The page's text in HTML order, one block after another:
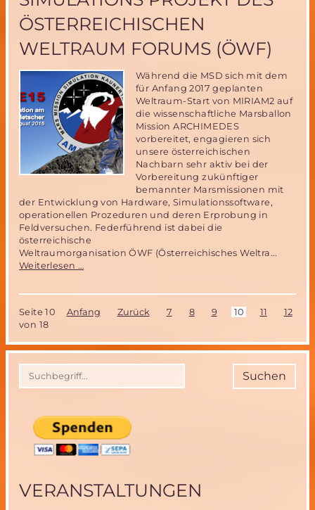
ÖSTERREICHISCHEN
WELTRAUM FORUMS (ÖWF)
Während die MSD sich mit dem
für Anfang 2017 geplanten
Weltraum-Start von MIRIAM2 auf
die wissenschaftliche Marsballon
Mission ARCHIMEDES
vorbereitet, engagieren sich
unsere österreichischen
Nachbarn sehr aktiv bei der
Vorbereitung zukünftiger
bemannter Marsmissionen mit
der Entwicklung von Hardware, Simulationssoftware,
operationellen Prozeduren und deren Erprobung in
Feldversuchen. Federführend ist dabei die
österreichische
Weltraumorganisation ÖWF (Österreichisches Weltra...
Weiterlesen …
Simulations
des
Österreichischen
Weltraum
Forums
(ÖWF)
Seite 10
von 18
Anfang Zurück 7 8 9 10 11 12
Suchen
VERANSTALTUNGEN